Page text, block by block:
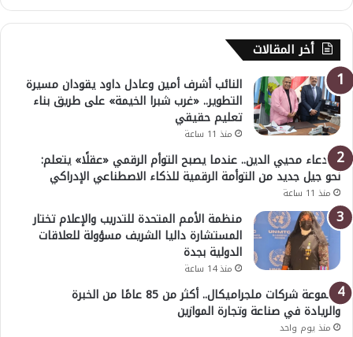
أخر المقالات
النائب أشرف أمين وعادل داود يقودان مسيرة
التطوير.. «غرب شبرا الخيمة» على طريق بناء
تعليم حقيقي
منذ 11 ساعة
د. دعاء محيي الدين.. عندما يصبح التوأم الرقمي «عقلًا» يتعلم:
نحو جيل جديد من التوأمة الرقمية للذكاء الاصطناعي الإدراكي
منذ 11 ساعة
منظمة الأمم المتحدة للتدريب والإعلام تختار
المستشارة داليا الشريف مسؤولة للعلاقات
الدولية بجدة
منذ 14 ساعة
مجموعة شركات ملجراميكال.. أكثر من 85 عامًا من الخبرة
والريادة في صناعة وتجارة الموازين
منذ يوم واحد